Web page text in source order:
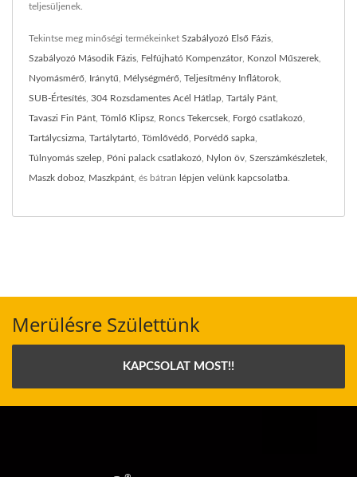
teljesüljenek.
Tekintse meg minőségi termékeinket Szabályozó Első Fázis
Szabályozó Második Fázis Felfújható Kompenzátor, Konzol Műszerek
Nyomásmérő Iránytű Mélységmérő Teljesítmény Inflátorok
SUB-Értesítés 304 Rozsdamentes Acél Hátlap Tartály Pánt
Tavaszi Fin Pánt Tömlő Klipsz Roncs Tekercsek Forgó csatlakozó
Tartálycsizma Tartálytartó Tömlővédő Porvédő sapka
Túlnyomás szelep Póni palack csatlakozó Nylon öv Szerszámkészletek
Maszk doboz Maszkpánt , és bátran lépjen velünk kapcsolatba
Merülésre Születtünk
KAPCSOLAT MOST!!